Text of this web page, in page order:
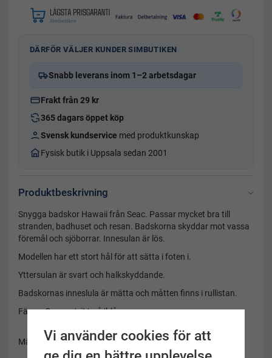
DÄRFÖR VÄLJER KUNDER SIMBUTIKEN
Snabb leverans inom 1–2 arbetsdagar
Frakt från 29 kr
365 dagars öppet köp
Svensk kundservice med produktkunskap
Fysisk butik i Uppsala sedan 2001
Produktbeskrivning
Snygga badskor Hawaii från Seac. Passar mycket bra till
stranden, badhuset och resan. Badskorna skyddar mot vassa
föremål och sjöborrar. Innesulan är lös.
Modellen har ett stort hål för att sätta i foten i.
Yttersulan är svart och halkskyddande.
Badskornas inneslula är mätta och måtten finns i rullistan.
Färg:Orange/vit/grå/blå
Märke: SeacVi använder cookies för att